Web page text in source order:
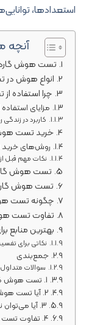
استعدادها،
آنچه
تست هوش
انواع هوش در
چرا استفاده
مزایای
کاربرد در زندگی
خرید تست
روش‌های
نکات مهم قبل
تست هوش
تست هوش
چگونه تست
تفاوت تست
بهترین منابع
نکاتی برای
جمع‌بندی
سوالات متداول
1. تست هوش گاردنر چند نوع هوش را بررسی می‌کند؟
2. آیا تست هوش گاردنر فقط برای کودکان است؟
3. آیا می‌توان نتایج تست را به‌تنهایی تفسیر کرد؟
4. تفاوت تست هوش گاردنر با تست IQ چیست؟